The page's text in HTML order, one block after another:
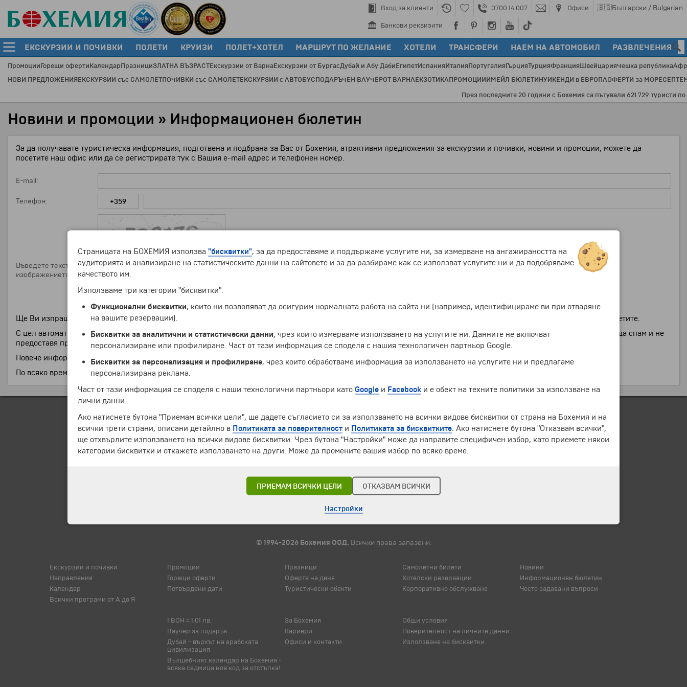
Вход за клиенти 0700 14 007 Офиси 🇧🇬Български / Bulgarian
Банкови реквизити
ЕКСКУРЗИИ И ПОЧИВКИ ПОЛЕТИ КРУИЗИ ПОЛЕТ+ХОТЕЛ МАРШРУТ ПО ЖЕЛАНИЕ ХОТЕЛИ ТРАНСФЕРИ НАЕМ НА АВТОМОБИЛ РАЗВЛЕЧЕНИЯ
ПромоцииГорещи офертиКалендарПразнициЗЛАТНА ВЪЗРАСТЕкскурзии от ВарнаЕкскурзии от БургасДубай и Абу ДабиЕгипетИспанияИталияПортугалияГърцияТурцияФранцияШвейцарияЧешка република
НОВИ ПРЕДЛОЖЕНИЯЕКСКУРЗИИ със САМОЛЕТПОЧИВКИ със САМОЛЕТЕКСКУРЗИИ с АВТОБУСПОДАРЪЧЕН ВАУЧЕРОТ ВАРНАЕКЗОТИКАПРОМОЦИИИМЕЙЛ БЮЛЕТИНУИКЕНДИ в ЕВРОПАОФЕРТИ за МОРЕ
През последните 20 години с Бохемия са пътували 621 729 туристи по
Новини и промоции » Информационен бюлетин
За да получавате туристическа информация, подготвена и подбрана за Вас от Бохемия, атрактивни предложения за екскурзии и почивки, новини и промоции, можете да
посетите наш офис или да се регистрирате тук с Вашия e-mail адрес и телефонен номер.
E-mail:
Телефон:
Въведете текста от
изображението:
АБОНИРАНЕ
Ще Ви изпращаме всяка седмица информация с важни детайли за наши туристически програми и услуги, туристически обекти и дестинации, които можете да посетите.
С цел автоматизираното изпращане на тези информации можем да използваме и външни системи за автоматизирано изпращане на съобщения. Бохемия не изпраща спам и не
предоставя право на която и да е било трета страна да ползва личните Ви данни за каквито и да е други цели.
Повече информация за нашата
политика за поверителност можете да се запознаете тук
По всяко време можете да се откажете от получаването на нашия информационен бюлетин,
ЧЛЕН НА
© 1994-2026 Бохемия ООД. Всички права запазени.
Екскурзии и почивки
Направления
Календар
Всички програми от А до Я
Промоции
Горещи оферти
Потвърдени дати
Празници
Оферта на деня
Туристически обекти
Самолетни билети
Хотелски резервации
Корпоративно обслужване
Новини
Информационен бюлетин
Често задавани въпроси
1 BOH = 1,01 лв.
Ваучер за подарък
Дубай - върхът на арабската
цивилизация
Вълшебният календар на Бохемия -
всяка седмица нов код за отстъпка!
За Бохемия
Кариери
Офиси и контакти
Общи условия
Поверителност на личните данни
Използване на бисквитки
Страницата на БОХЕМИЯ използва "бисквитки", за да предоставяме и поддържаме услугите ни, за измерване на ангажираността на
аудиторията и анализиране на статистическите данни на сайтовете и за да разбираме как се използват услугите ни и да подобряваме
качеството им.
Използваме три категории "бисквитки":
Функционални бисквитки, които ни позволяват да осигурим нормалната работа на сайта ни (например, идентифицираме ви при отваряне
на вашите резервации).
Бисквитки за аналитични и статистически данни, чрез които измерваме използването на услугите ни. Данните не включват
персонализиране или профилиране. Част от тази информация се споделя с нашия технологичен партньор Google.
Бисквитки за персонализация и профилиране, чрез които обработваме информация за използването на услугите ни и предлагаме
персонализирана реклама.
Част от тази информация се споделя с наши технологични партньори като Google и Facebook и е обект на техните политики за използване на
лични данни.
Ако натиснете бутона "Приемам всички цели", ще дадете съгласието си за използването на всички видове бисквитки от страна на Бохемия и на
всички трети страни, описани детайлно в Политиката за поверителност и Политиката за бисквитките . Ако натиснете бутона "Отказвам всички",
ще отхвърлите използването на всички видове бисквитки. Чрез бутона "Настройки" може да направите специфичен избор, като приемете някои
категории бисквитки и откажете използването на други. Може да промените вашия избор по всяко време.
ПРИЕМАМ ВСИЧКИ ЦЕЛИ ОТКАЗВАМ ВСИЧКИ
Настройки